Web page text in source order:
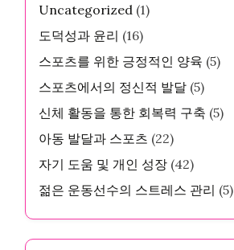
Uncategorized (1)
도덕성과 윤리 (16)
스포츠를 위한 긍정적인 양육 (5)
스포츠에서의 정신적 발달 (5)
신체 활동을 통한 회복력 구축 (5)
아동 발달과 스포츠 (22)
자기 도움 및 개인 성장 (42)
젊은 운동선수의 스트레스 관리 (5)